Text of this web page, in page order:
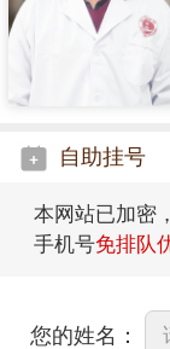
自助挂号
本网站已加密
手机号免排队
您的姓名：